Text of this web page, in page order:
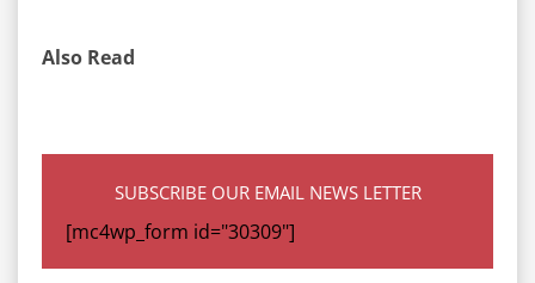
Also Read
SUBSCRIBE OUR EMAIL NEWS LETTER
[mc4wp_form id="30309"]